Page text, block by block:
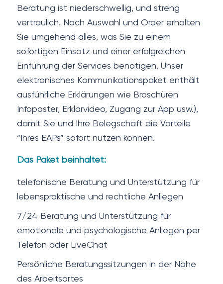
Beratung ist niederschwellig, und streng
vertraulich. Nach Auswahl und Order erhalten
Sie umgehend alles, was Sie zu einem
sofortigen Einsatz und einer erfolgreichen
Einführung der Services benötigen. Unser
elektronisches Kommunikationspaket enthält
ausführliche Erklärungen wie Broschüren
Infoposter, Erklärvideo, Zugang zur App usw.),
damit Sie und Ihre Belegschaft die Vorteile
“Ihres EAPs” sofort nutzen können.
Das Paket beinhaltet:
telefonische Beratung und Unterstützung für
lebenspraktische und rechtliche Anliegen
7/24 Beratung und Unterstützung für
emotionale und psychologische Anliegen per
Telefon oder LiveChat
Persönliche Beratungssitzungen in der Nähe
des Arbeitsortes